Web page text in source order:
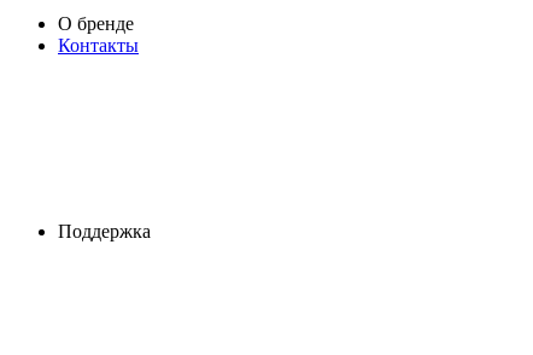
О бренде
Контакты
Поддержка